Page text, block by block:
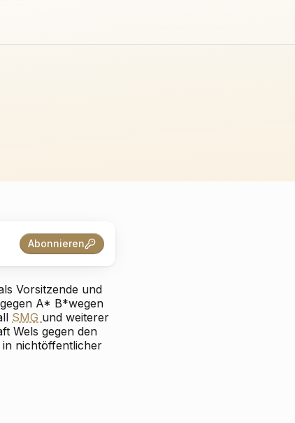
Abonnieren
Vorsitzende und
A* B*wegen
SMG und weiterer
Wels gegen den
in nichtöffentlicher